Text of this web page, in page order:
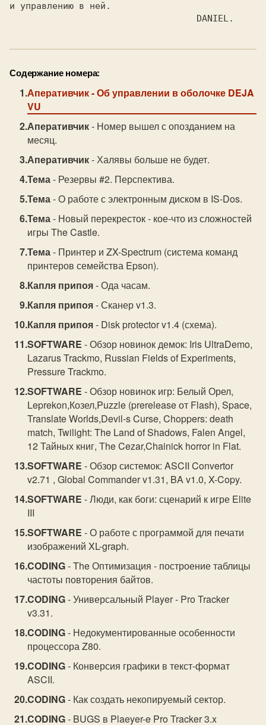
и управлению в ней.
   DANIEL.
Содержание номера:
Аперативчик- Об управлении в оболочке DEJA
VU
Аперативчик- Номер вышел с опозданием на
месяц.
Аперативчик- Халявы больше не будет.
Тема- Резервы #2. Перспектива.
Тема- О работе с электронным диском в IS-Dos.
Тема- Новый перекресток - кое-что из сложностей
игры The Castle.
Тема- Принтер и ZX-Spectrum (система команд
принтеров семейства Epson).
Капля припоя- Ода часам.
Капля припоя- Сканер v1.3.
Капля припоя- Disk protector v1.4 (схема).
SOFTWARE - Обзор новинок демок: Iris UltraDemo,
Lazarus Trackmo, Russian Fields of Experiments,
Pressure Trackmo.
SOFTWARE - Обзор новинок игр: Белый Орел,
Leprekon,Козел,Puzzle (prerelease от Flash), Space,
Translate Worlds,Devil-s Curse, Choppers: death
match, Twilight: The Land of Shadows, Falen Angel,
12 Тайных книг, The Cezar,Chainick horror in Flat.
SOFTWARE - Обзор системок: ASCII Convertor
v2.71 , Global Commander v1.31, BA v1.0, X-Copy.
SOFTWARE - Люди, как боги: сценарий к игре Elite
III
SOFTWARE - О работе с программой для печати
изображений XL-graph.
CODING- The Оптимизация - построение таблицы
частоты повторения байтов.
CODING- Универсальный Player - Pro Tracker
v3.31.
CODING- Недокументированные особенности
процессора Z80.
CODING- Конверсия графики в текст-формат
ASCII.
CODING- Как создать некопируемый сектор.
CODING- BUGS в Plaeyer-e Pro Tracker 3.x